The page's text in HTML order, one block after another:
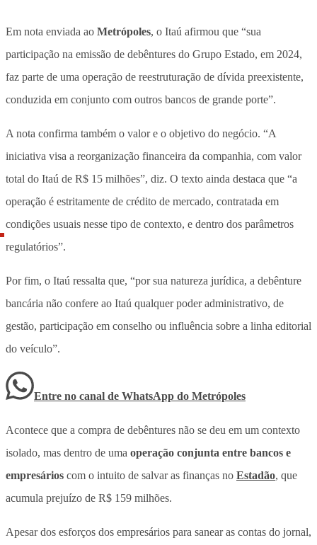
Em nota enviada ao Metrópoles, o Itaú afirmou que “sua
participação na emissão de debêntures do Grupo Estado, em 2024,
faz parte de uma operação de reestruturação de dívida preexistente,
conduzida em conjunto com outros bancos de grande porte”.
A nota confirma também o valor e o objetivo do negócio. “A
iniciativa visa a reorganização financeira da companhia, com valor
total do Itaú de R$ 15 milhões”, diz. O texto ainda destaca que “a
operação é estritamente de crédito de mercado, contratada em
condições usuais nesse tipo de contexto, e dentro dos parâmetros
regulatórios”.
Por fim, o Itaú ressalta que, “por sua natureza jurídica, a debênture
bancária não confere ao Itaú qualquer poder administrativo, de
gestão, participação em conselho ou influência sobre a linha editorial
do veículo”.
Entre no canal de WhatsApp do Metrópoles
Acontece que a compra de debêntures não se deu em um contexto
isolado, mas dentro de uma operação conjunta entre bancos e
empresários com o intuito de salvar as finanças no Estadão, que
acumula prejuízo de R$ 159 milhões.
Apesar dos esforços dos empresários para sanear as contas do jornal,